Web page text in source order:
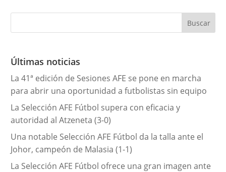
g
r
a
s
Últimas noticias
La 41ª edición de Sesiones AFE se pone en marcha
para abrir una oportunidad a futbolistas sin equipo
La Selección AFE Fútbol supera con eficacia y
autoridad al Atzeneta (3-0)
Una notable Selección AFE Fútbol da la talla ante el
Johor, campeón de Malasia (1-1)
La Selección AFE Fútbol ofrece una gran imagen ante